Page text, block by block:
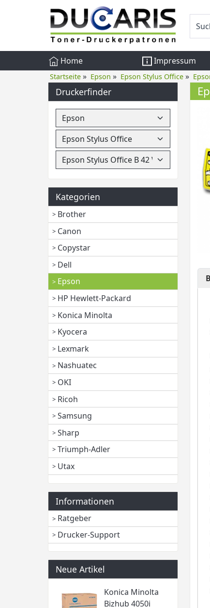
Home Impressum
Startseite » Epson » Epson Stylus Office »
Druckerfinder
Kategorien
Brother
Canon
Copystar
Dell
Epson
HP Hewlett-Packard
Konica Minolta
Kyocera
Lexmark
Nashuatec
OKI
Ricoh
Samsung
Sharp
Triumph-Adler
Utax
Informationen
Ratgeber
Drucker-Support
Neue Artikel
Konica Minolta
Bizhub 4050i